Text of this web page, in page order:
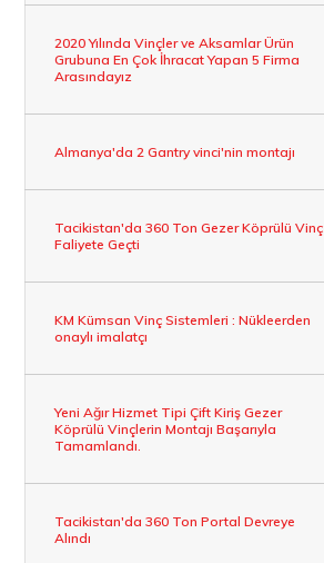
2020 Yılında Vinçler ve Aksamlar Ürün
Grubuna En Çok İhracat Yapan 5 Firma
Arasındayız
Almanya'da 2 Gantry vinci'nin montajı
Tacikistan'da 360 Ton Gezer Köprülü Vinç
Faliyete Geçti
KM Kümsan Vinç Sistemleri : Nükleerden
onaylı imalatçı
Yeni Ağır Hizmet Tipi Çift Kiriş Gezer
Köprülü Vinçlerin Montajı Başarıyla
Tamamlandı.
Tacikistan'da 360 Ton Portal Devreye
Alındı